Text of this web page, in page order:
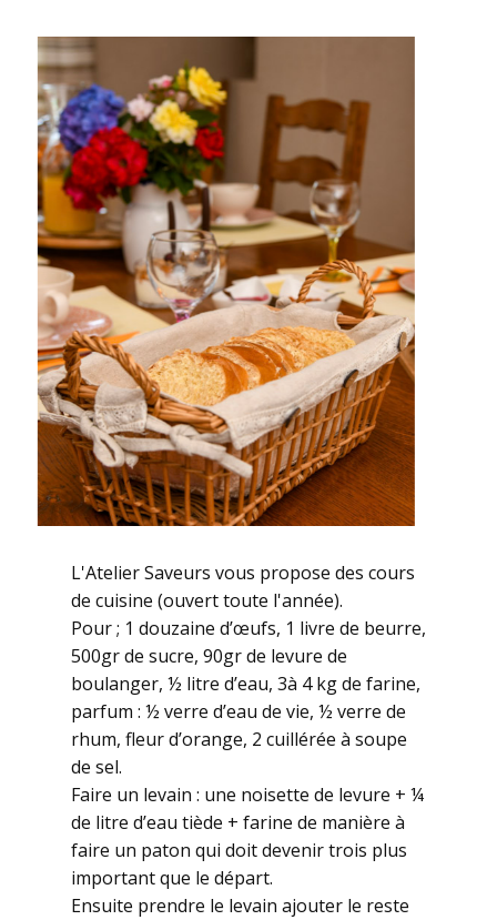
L'Atelier Saveurs vous propose des cours
de cuisine (ouvert toute l'année).
Pour ; 1 douzaine d’œufs, 1 livre de beurre,
500gr de sucre, 90gr de levure de
boulanger, ½ litre d’eau, 3à 4 kg de farine,
parfum : ½ verre d’eau de vie, ½ verre de
rhum, fleur d’orange, 2 cuillérée à soupe
de sel.
Faire un levain : une noisette de levure + ¼
de litre d’eau tiède + farine de manière à
faire un paton qui doit devenir trois plus
important que le départ.
Ensuite prendre le levain ajouter le reste